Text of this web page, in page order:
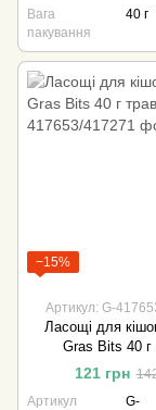
Вага
пакування
40 г
−15%
Артикул: G-
Ласощі для
Gras Bits 40 г
121 грн
Артикул
G-